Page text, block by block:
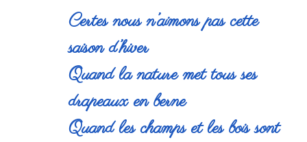
Certes nous n’aimons pas cette
saison d’hiver
Quand la nature met tous ses
drapeaux en berne
Quand les champs et les bois sont